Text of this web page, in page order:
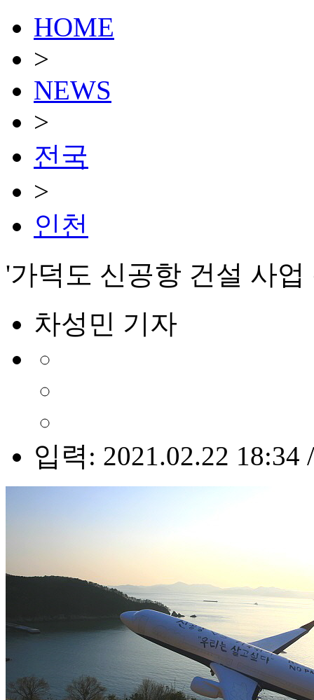
HOME
>
NEWS
>
전국
>
인천
'가덕도 신공항 건설 사
차성민 기자
입력: 2021.02.22 18:34